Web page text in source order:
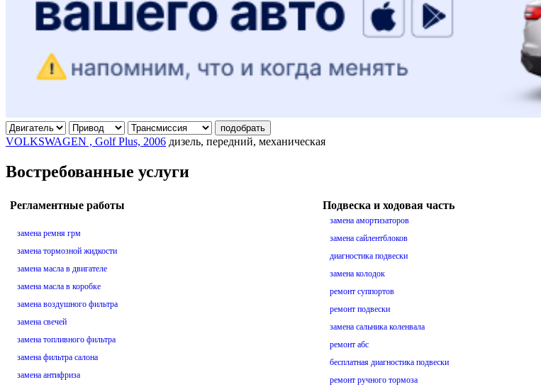
подобрать
VOLKSWAGEN , Golf Plus, 2006 дизель, передний, механическая
Востребованные услуги
Регламентные работы
замена ремня грм
замена тормозной жидкости
замена масла в двигателе
замена масла в коробке
замена воздушного фильтра
замена свечей
замена топливного фильтра
замена фильтра салона
замена антифриза
Подвеска и ходовая часть
замена амортизаторов
замена сайлентблоков
диагностика подвески
замена колодок
ремонт суппортов
ремонт подвески
замена сальника коленвала
ремонт абс
бесплатная диагностика подвески
ремонт ручного тормоза